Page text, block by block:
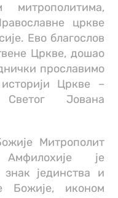
цркве
Ево благослов
Цркве, дошао
прославимо
Цркве –
Јована
Митрополит
Амфилохије је
јединства и
Божије, иконом